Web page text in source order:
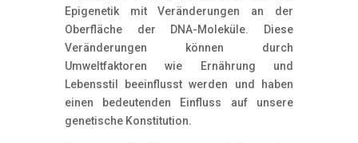
Epigenetik mit Veränderungen an der
Oberfläche der DNA-Moleküle. Diese
Veränderungen können durch
Umweltfaktoren wie Ernährung und
Lebensstil beeinflusst werden und haben
einen bedeutenden Einfluss auf unsere
genetische Konstitution.